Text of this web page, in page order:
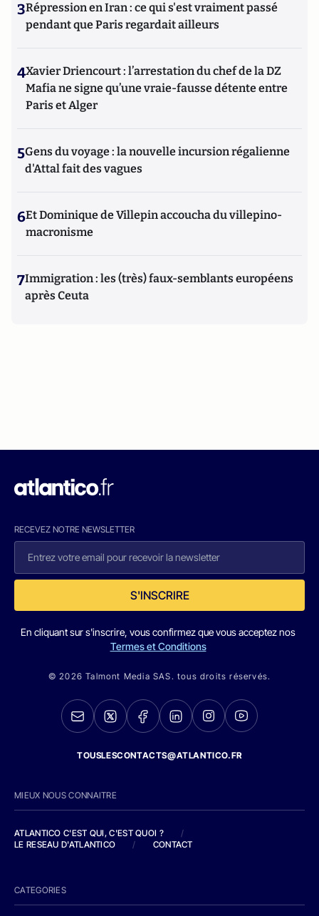
3Répression en Iran : ce qui s'est vraiment passé
pendant que Paris regardait ailleurs
4Xavier Driencourt : l’arrestation du chef de la DZ
Mafia ne signe qu’une vraie-fausse détente entre
Paris et Alger
5Gens du voyage : la nouvelle incursion régalienne
d'Attal fait des vagues
6Et Dominique de Villepin accoucha du villepino-
macronisme
7Immigration : les (très) faux-semblants européens
après Ceuta
RECEVEZ NOTRE NEWSLETTER
S'INSCRIRE
En cliquant sur s'inscrire, vous confirmez que vous acceptez nos
Termes et Conditions
© 2026 Talmont Media SAS. tous droits réservés.
TOUSLESCONTACTS@ATLANTICO.FR
MIEUX NOUS CONNAITRE
ATLANTICO C'EST QUI, C'EST QUOI ?
/
LE RESEAU D'ATLANTICO
/ CONTACT
CATEGORIES